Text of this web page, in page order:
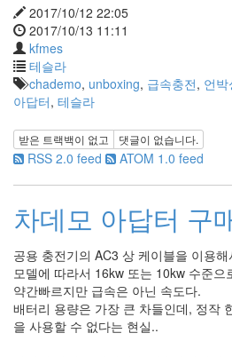
2017/10/12 22:05
2017/10/13 11:11
kfmes
테슬라
chademo, unboxing, 급속충전, 언박
아답터, 테슬라
받은 트랙백이 없고 댓글이 없습니다.
RSS 2.0 feed ATOM 1.0 feed
차데모 아답터 구
공용 충전기의 AC3 상 케이블을 이용
모델에 따라서 16kw 또는 10kw 수준
약간빠르지만 급속은 아닌 속도다.
배터리 용량은 가장 큰 차들인데, 정작
을 사용할 수 없다는 현실..
전
요
금
제
알
뜰...
by
kfmes
테
슬
라
델
S
-
제
주